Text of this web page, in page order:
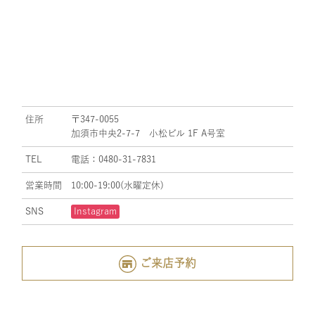
住所
〒347-0055
加須市中央2-7-7 小松ビル 1F A号室
TEL 電話：0480-31-7831
営業時間 10:00-19:00(水曜定休)
SNS Instagram
ご来店予約